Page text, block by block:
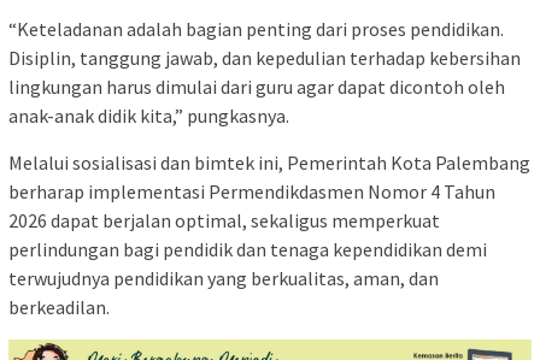
“Keteladanan adalah bagian penting dari proses pendidikan.
Disiplin, tanggung jawab, dan kepedulian terhadap kebersihan
lingkungan harus dimulai dari guru agar dapat dicontoh oleh
anak-anak didik kita,” pungkasnya.
Melalui sosialisasi dan bimtek ini, Pemerintah Kota Palembang
berharap implementasi Permendikdasmen Nomor 4 Tahun
2026 dapat berjalan optimal, sekaligus memperkuat
perlindungan bagi pendidik dan tenaga kependidikan demi
terwujudnya pendidikan yang berkualitas, aman, dan
berkeadilan.